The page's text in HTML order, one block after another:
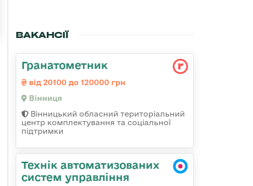
ВАКАНСІЇ
Гранатометник
від 20100 до 120000 грн
Вінниця
Вінницький обласний територіальний
центр комплектування та соціальної
підтримки
Технік автоматизованих
систем управління